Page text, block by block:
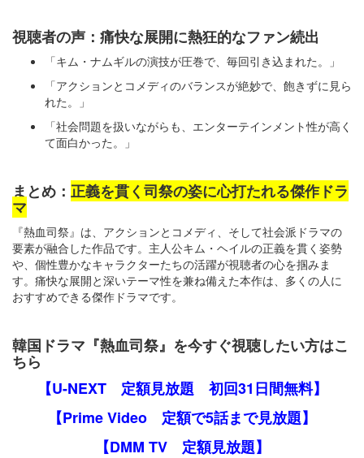
視聴者の声：痛快な展開に熱狂的なファン続出
「キム・ナムギルの演技が圧巻で、毎回引き込まれた。」
「アクションとコメディのバランスが絶妙で、飽きずに見ら
れた。」
「社会問題を扱いながらも、エンターテインメント性が高く
て面白かった。」
まとめ： 正義を貫く司祭の姿に心打たれる傑作ドラ
マ
『熱血司祭』は、アクションとコメディ、そして社会派ドラマの
要素が融合した作品です。主人公キム・ヘイルの正義を貫く姿勢
や、個性豊かなキャラクターたちの活躍が視聴者の心を掴みま
す。痛快な展開と深いテーマ性を兼ね備えた本作は、多くの人に
おすすめできる傑作ドラマです。
韓国ドラマ『熱血司祭』を今すぐ視聴したい方はこ
ちら
【U-NEXT 定額見放題 初回31日間無料】
【Prime Video 定額で5話まで見放題】
【DMM TV 定額見放題】